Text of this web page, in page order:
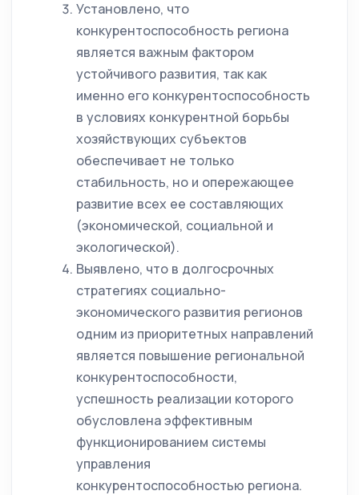
Установлено, что
конкурентоспособность региона
является важным фактором
устойчивого развития, так как
именно его конкурентоспособность
в условиях конкурентной борьбы
хозяйствующих субъектов
обеспечивает не только
стабильность, но и опережающее
развитие всех ее составляющих
(экономической, социальной и
экологической).
Выявлено, что в долгосрочных
стратегиях социально-
экономического развития регионов
одним из приоритетных направлений
является повышение региональной
конкурентоспособности,
успешность реализации которого
обусловлена эффективным
функционированием системы
управления
конкурентоспособностью региона.